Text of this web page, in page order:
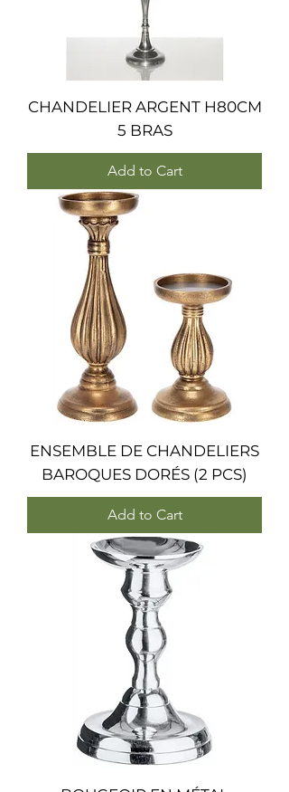
CHANDELIER ARGENT H80CM
5 BRAS
Add to Cart
ENSEMBLE DE CHANDELIERS
BAROQUES DORÉS (2 PCS)
Add to Cart